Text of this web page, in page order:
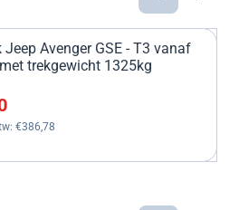
Jeep Avenger GSE - T3 vanaf
trekgewicht 1325kg
exclusief btw: 386,78
€386,78